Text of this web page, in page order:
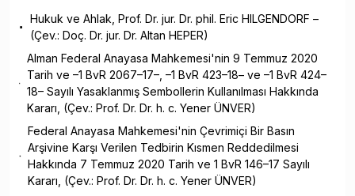
Hukuk ve Ahlak, Prof. Dr. jur. Dr. phil. Eric HILGENDORF –
(Çev.: Doç. Dr. jur. Dr. Altan HEPER)
Alman Federal Anayasa Mahkemesi'nin 9 Temmuz 2020
Tarih ve –1 BvR 2067–17–, –1 BvR 423–18– ve –1 BvR 424–
18– Sayılı Yasaklanmış Sembollerin Kullanılması Hakkında
Kararı, (Çev.: Prof. Dr. Dr. h. c. Yener ÜNVER)
Federal Anayasa Mahkemesi'nin Çevrimiçi Bir Basın
Arşivine Karşı Verilen Tedbirin Kısmen Reddedilmesi
Hakkında 7 Temmuz 2020 Tarih ve 1 BvR 146–17 Sayılı
Kararı, (Çev.: Prof. Dr. Dr. h. c. Yener ÜNVER)